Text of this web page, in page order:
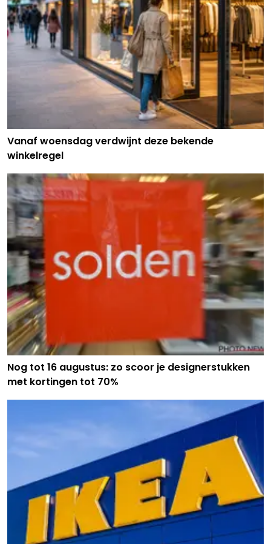
Vanaf woensdag verdwijnt deze bekende
winkelregel
Nog tot 16 augustus: zo scoor je designerstukken
met kortingen tot 70%